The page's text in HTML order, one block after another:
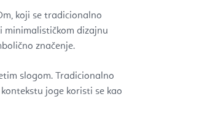
koji se tradicionalno
minimalističkom dizajnu
značenje.
slogom. Tradicionalno
joge koristi se kao